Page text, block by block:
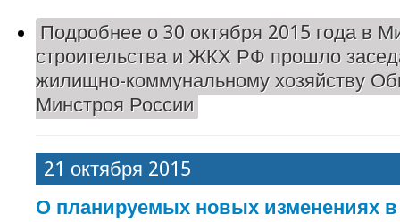
Подробнее о 30 октября 2015 года в
строительства и ЖКХ РФ прошло
жилищно-коммунальному хозяйству
Минстроя России
21 октября 2015
О планируемых новых изменениях